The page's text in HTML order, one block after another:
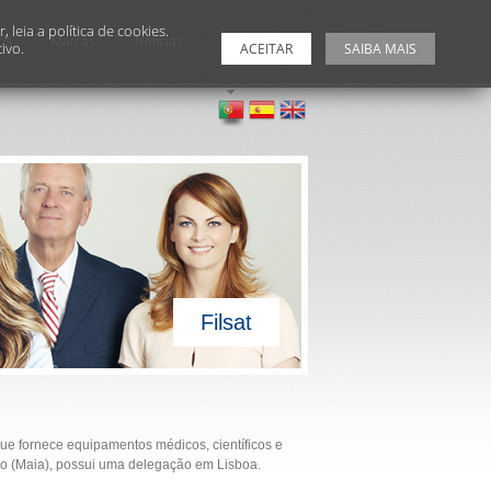
Contactos
Filsat
fornece equipamentos médicos, científicos e
(Maia), possui uma delegação em Lisboa.
leia a política de cookies.
ACEITAR SAIBA MAIS